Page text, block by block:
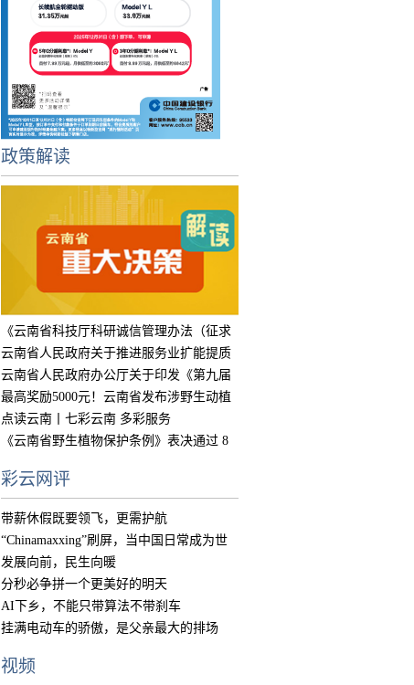
政策解读
《云南省科技厅科研诚信管理办法（征求
意见
云南省人民政府关于推进服务业扩能提质
的实
云南省人民政府办公厅关于印发《第九届
中国
最高奖励5000元！云南省发布涉野生动植
物违
点读云南丨七彩云南 多彩服务
《云南省野生植物保护条例》表决通过 8
彩云网评
带薪休假既要领飞，更需护航
“Chinamaxxing”刷屏，当中国日常成为世
界
发展向前，民生向暖
分秒必争拼一个更美好的明天
AI下乡，不能只带算法不带刹车
挂满电动车的骄傲，是父亲最大的排场
视频